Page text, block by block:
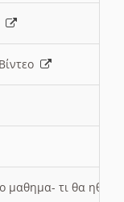
μαθημα- τι θα